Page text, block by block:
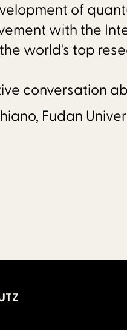
of
with the
world's top
conversation
Fudan